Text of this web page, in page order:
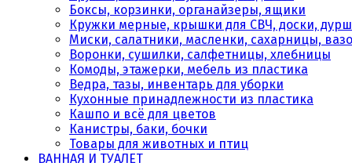
Боксы, корзинки, органайзеры, ящики
Кружки мерные, крышки для СВЧ, доски,
Миски, салатники, масленки, сахарницы,
Воронки, сушилки, салфетницы, хлебницы
Комоды, этажерки, мебель из пластика
Ведра, тазы, инвентарь для уборки
Кухонные принадлежности из пластика
Кашпо и всё для цветов
Канистры, баки, бочки
Товары для животных и птиц
ВАННАЯ И ТУАЛЕТ